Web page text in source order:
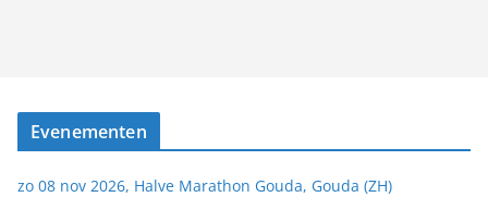
Evenementen
zo 08 nov 2026, Halve Marathon Gouda, Gouda (ZH)